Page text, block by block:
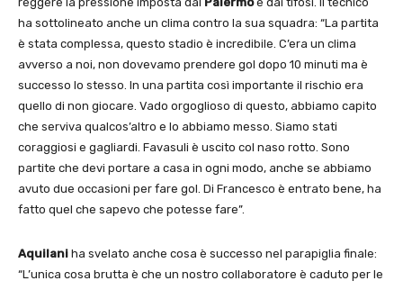
ha sottolineato anche un clima contro la sua squadra: “La partita
è stata complessa, questo stadio è incredibile. C’era un clima
avverso a noi, non dovevamo prendere gol dopo 10 minuti ma è
successo lo stesso. In una partita così importante il rischio era
quello di non giocare. Vado orgoglioso di questo, abbiamo capito
che serviva qualcos’altro e lo abbiamo messo. Siamo stati
coraggiosi e gagliardi. Favasuli è uscito col naso rotto. Sono
partite che devi portare a casa in ogni modo, anche se abbiamo
avuto due occasioni per fare gol. Di Francesco è entrato bene, ha
fatto quel che sapevo che potesse fare”.
Aquilani ha svelato anche cosa è successo nel parapiglia finale:
“L’unica cosa brutta è che un nostro collaboratore è caduto per le